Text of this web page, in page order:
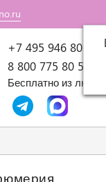
+7 495 946 80 07
8 800 775 80 51
Бесплатно из